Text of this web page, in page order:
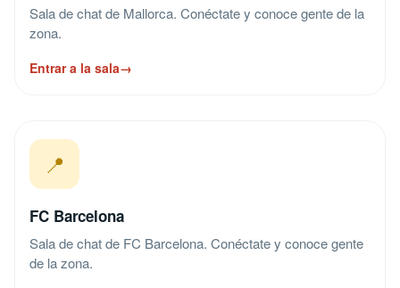
Sala de chat de Mallorca. Conéctate y conoce gente de la
zona.
Entrar a la sala→
📍
FC Barcelona
Sala de chat de FC Barcelona. Conéctate y conoce gente
de la zona.